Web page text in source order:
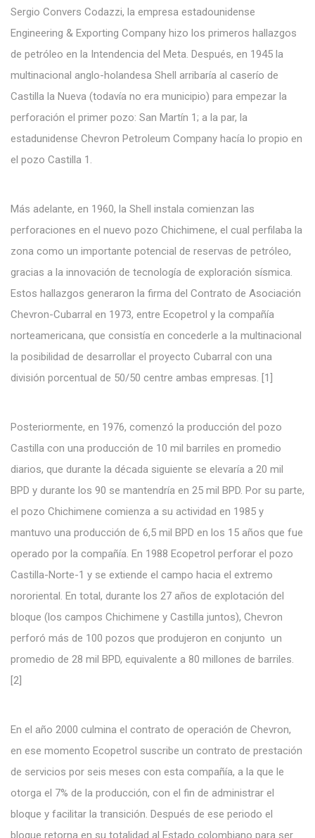
Sergio Convers Codazzi, la empresa estadounidense
Engineering & Exporting Company hizo los primeros hallazgos
de petróleo en la Intendencia del Meta. Después, en 1945 la
multinacional anglo-holandesa Shell arribaría al caserío de
Castilla la Nueva (todavía no era municipio) para empezar la
perforación el primer pozo: San Martín 1; a la par, la
estadunidense Chevron Petroleum Company hacía lo propio en
el pozo Castilla 1.
Más adelante, en 1960, la Shell instala comienzan las
perforaciones en el nuevo pozo Chichimene, el cual perfilaba la
zona como un importante potencial de reservas de petróleo,
gracias a la innovación de tecnología de exploración sísmica.
Estos hallazgos generaron la firma del Contrato de Asociación
Chevron-Cubarral en 1973, entre Ecopetrol y la compañía
norteamericana, que consistía en concederle a la multinacional
la posibilidad de desarrollar el proyecto Cubarral con una
división porcentual de 50/50 centre ambas empresas. [1]
Posteriormente, en 1976, comenzó la producción del pozo
Castilla con una producción de 10 mil barriles en promedio
diarios, que durante la década siguiente se elevaría a 20 mil
BPD y durante los 90 se mantendría en 25 mil BPD. Por su parte,
el pozo Chichimene comienza a su actividad en 1985 y
mantuvo una producción de 6,5 mil BPD en los 15 años que fue
operado por la compañía. En 1988 Ecopetrol perforar el pozo
Castilla-Norte-1 y se extiende el campo hacia el extremo
nororiental. En total, durante los 27 años de explotación del
bloque (los campos Chichimene y Castilla juntos), Chevron
perforó más de 100 pozos que produjeron en conjunto un
promedio de 28 mil BPD, equivalente a 80 millones de barriles.
[2]
En el año 2000 culmina el contrato de operación de Chevron,
en ese momento Ecopetrol suscribe un contrato de prestación
de servicios por seis meses con esta compañía, a la que le
otorga el 7% de la producción, con el fin de administrar el
bloque y facilitar la transición. Después de ese periodo el
bloque retorna en su totalidad al Estado colombiano para ser